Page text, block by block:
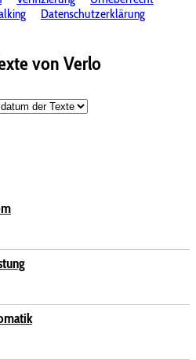
Datenschutzerklärung
von Verlo